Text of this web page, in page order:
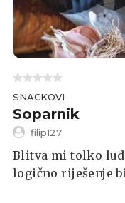
SNACKOVI
Soparnik
filip127
Blitva mi tolko
logično riješenje